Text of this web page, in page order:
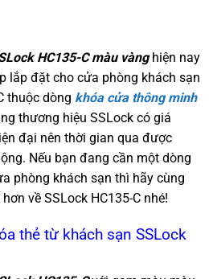
HC135-C màu vànghiện nay
lắp đặt cho cửa phòng khách sạn
thuộc dòng khóa cửa thông minh
thương hiệu SSLock có giá
đại nên thời gian qua được
Nếu bạn đang cần một dòng
phòng khách sạn thì hãy cùng
về SSLock HC135-C nhé!
thẻ từ khách sạn SSLock